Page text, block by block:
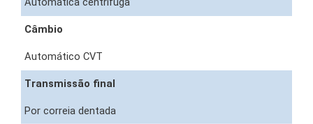
Câmbio
Automático CVT
Transmissão final
Por correia dentada